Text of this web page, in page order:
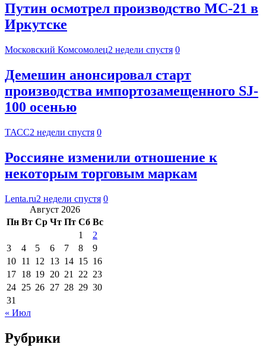
Путин осмотрел производство МС-21 в
Иркутске
Московский Комсомолец2 недели спустя 0
Демешин анонсировал старт
производства импортозамещенного SJ-
100 осенью
ТАСС2 недели спустя 0
Россияне изменили отношение к
некоторым торговым маркам
Lenta.ru2 недели спустя 0
Август 2026
Пн Вт Ср Чт Пт Сб Вс
1
2
3
4 5 6 7 8
9
10 11 12 13 14 15 16
17 18 19 20 21 22 23
24 25 26 27 28 29 30
31
« Июл
Рубрики